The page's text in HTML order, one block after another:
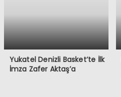
Yukatel Denizli Basket’te İlk
İmza Zafer Aktaş’a